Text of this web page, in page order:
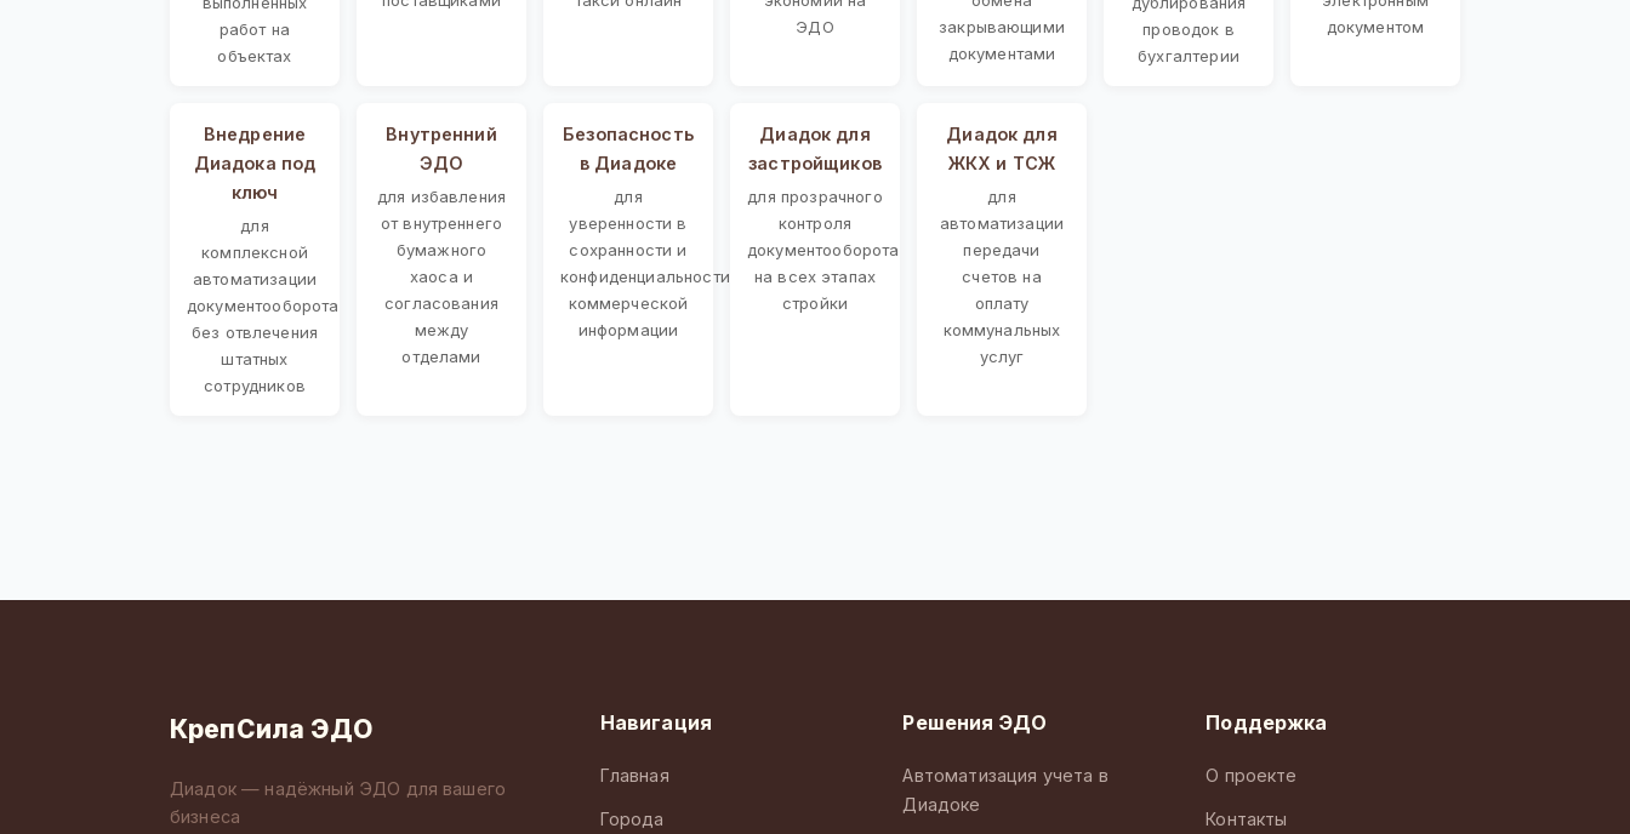
работ на
объектах
ЭДО
закрывающими
документами
проводок в
бухгалтерии
документом
Внедрение
Диадока под
ключ
для
комплексной
автоматизации
документооборота
без отвлечения
штатных
сотрудников
Внутренний
ЭДО
для избавления
от внутреннего
бумажного
хаоса и
согласования
между
отделами
Безопасность
в Диадоке
для
уверенности в
сохранности и
конфиденциальности
коммерческой
информации
Диадок для
застройщиков
для прозрачного
контроля
документооборота
на всех этапах
стройки
Диадок для
ЖКХ и ТСЖ
для
автоматизации
передачи
счетов на
оплату
коммунальных
услуг
КрепСила ЭДО
Диадок — надёжный ЭДО для вашего
бизнеса
Навигация
Главная
Города
Решения ЭДО
Автоматизация учета в
Диадоке
Поддержка
О проекте
Контакты